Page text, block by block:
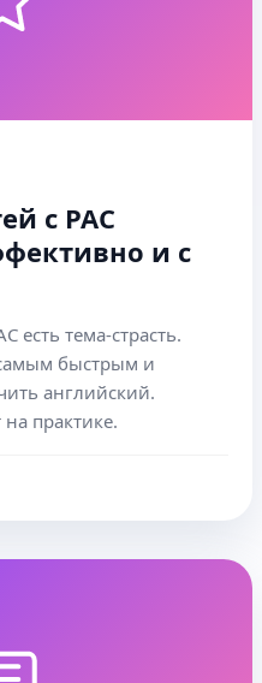
с РАС
и с
есть тема-страсть.
быстрым и
английский.
на практике.